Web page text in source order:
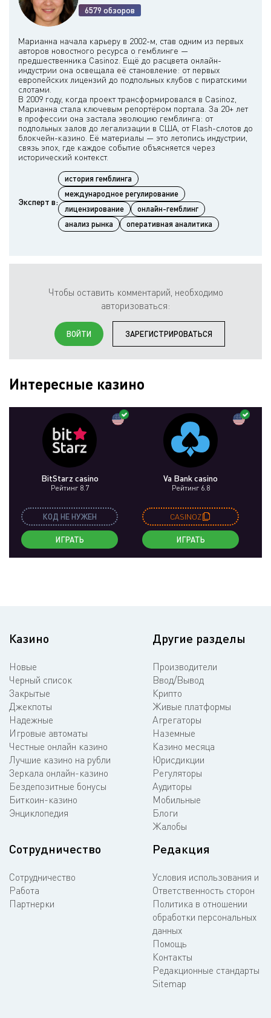
6579 обзоров
Марианна начала карьеру в 2002-м, став одним из первых
авторов новостного ресурса о гемблинге —
предшественника Casinoz. Ещё до расцвета онлайн-
индустрии она освещала её становление: от первых
европейских лицензий до подпольных клубов с пиратскими
слотами.
В 2009 году, когда проект трансформировался в Casinoz,
Марианна стала ключевым репортёром портала. За 20+ лет
в профессии она застала эволюцию гемблинга: от
подпольных залов до легализации в США, от Flash-слотов до
блокчейн-казино. Её материалы — это летопись индустрии,
связь эпох, где каждое событие объясняется через
Эксперт в:
история гемблинга
международное регулирование
лицензирование
онлайн-гемблинг
анализ рынка
оперативная аналитика
Чтобы оставить комментарий, необходимо
авторизоваться:
ВОЙТИ ЗАРЕГИСТРИРОВАТЬСЯ
Интересные казино
BitStarz casino
Рейтинг 8.7
КОД НЕ НУЖЕН
ИГРАТЬ
Va Bank casino
Рейтинг 6.8
CASINOZ
ИГРАТЬ
Казино
Новые
Черный список
Закрытые
Джекпоты
Надежные
Игровые автоматы
Честные онлайн казино
Лучшие казино на рубли
Зеркала онлайн-казино
Бездепозитные бонусы
Биткоин-казино
Энциклопедия
Другие разделы
Производители
Ввод/Вывод
Крипто
Живые платформы
Агрегаторы
Наземные
Казино месяца
Юрисдикции
Регуляторы
Аудиторы
Мобильные
Блоги
Жалобы
Сотрудничество
Сотрудничество
Работа
Партнерки
Редакция
Условия использования и
Ответственность сторон
Политика в отношении
обработки персональных
данных
Помощь
Контакты
Редакционные стандарты
Sitemap